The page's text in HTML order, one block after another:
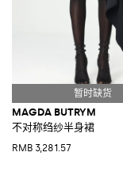
MAGDA BUTRYM
不对称绉纱半身裙
RMB 3,281.57